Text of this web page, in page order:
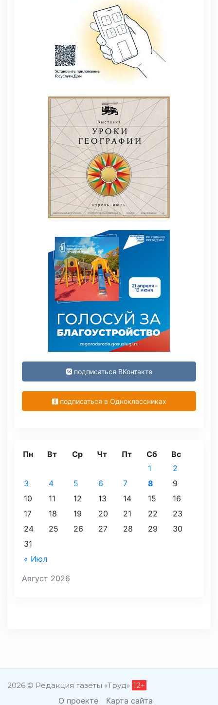
подписаться ВКонтакте
подписаться в Одноклассниках
Август 2026
Пн Вт Ср Чт Пт Сб Вс
« Июл
1
2
3
4 5 6 7 8
9
10
11 12 13 14 15
16
17
18 19 20 21 22
23
24
25 26 27 28 29
30
31
2026 © Редакция газеты «Труд» 12+
О проекте Карта сайта